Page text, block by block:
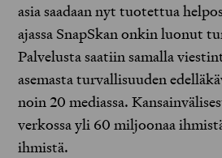
asia saadaan nyt tuotettua
ajassa SnapSkan onkin luonut
Palvelusta saatiin samalla
asemasta turvallisuuden
noin 20 mediassa.
verkossa yli 60 miljoonaa
ihmistä.